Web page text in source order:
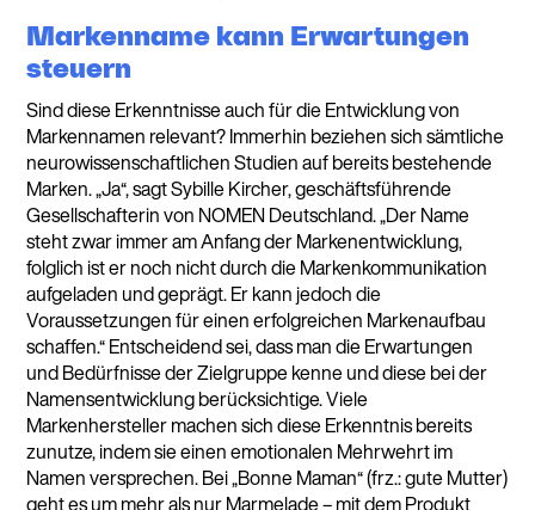
Markenname kann Erwartungen
steuern
Sind diese Erkenntnisse auch für die Entwicklung von
Markennamen relevant? Immerhin beziehen sich sämtliche
neurowissenschaftlichen Studien auf bereits bestehende
Marken. „Ja“, sagt Sybille Kircher, geschäftsführende
Gesellschafterin von NOMEN Deutschland. „Der Name
steht zwar immer am Anfang der Markenentwicklung,
folglich ist er noch nicht durch die Markenkommunikation
aufgeladen und geprägt. Er kann jedoch die
Voraussetzungen für einen erfolgreichen Markenaufbau
schaffen.“ Entscheidend sei, dass man die Erwartungen
und Bedürfnisse der Zielgruppe kenne und diese bei der
Namensentwicklung berücksichtige. Viele
Markenhersteller machen sich diese Erkenntnis bereits
zunutze, indem sie einen emotionalen Mehrwehrt im
Namen versprechen. Bei „Bonne Maman“ (frz.: gute Mutter)
geht es um mehr als nur Marmelade – mit dem Produkt